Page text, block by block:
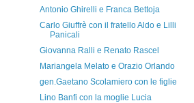
Antonio Ghirelli e Franca Bettoja
Carlo Giuffrè con il fratello Aldo e Lilli
Panicali
Giovanna Ralli e Renato Rascel
Mariangela Melato e Orazio Orlando
gen.Gaetano Scolamiero con le figlie
Lino Banfi con la moglie Lucia